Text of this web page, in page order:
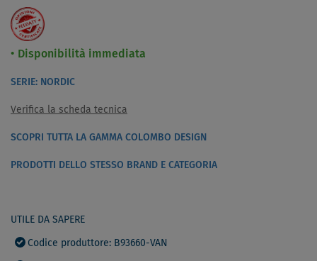
Disponibilità immediata
SERIE: NORDIC
Verifica la scheda tecnica
SCOPRI TUTTA LA GAMMA COLOMBO DESIGN
PRODOTTI DELLO STESSO BRAND E CATEGORIA
UTILE DA SAPERE
Codice produttore: B93660-VAN